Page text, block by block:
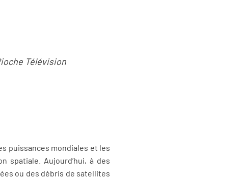
Télévision
puissances mondiales et les
spatiale. Aujourd’hui, à des
ou des débris de satellites